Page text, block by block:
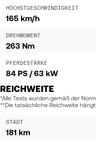
HÖCHSTGESCHWINDIGKEIT
165 km/h
DREHMOMENT
263 Nm
PFERDESTÄRKE
84 PS / 63 kW
REICHWEITE
*Alle Tests wurden gemäß der
**Die tatsächliche Reichweite
STADT
181 km